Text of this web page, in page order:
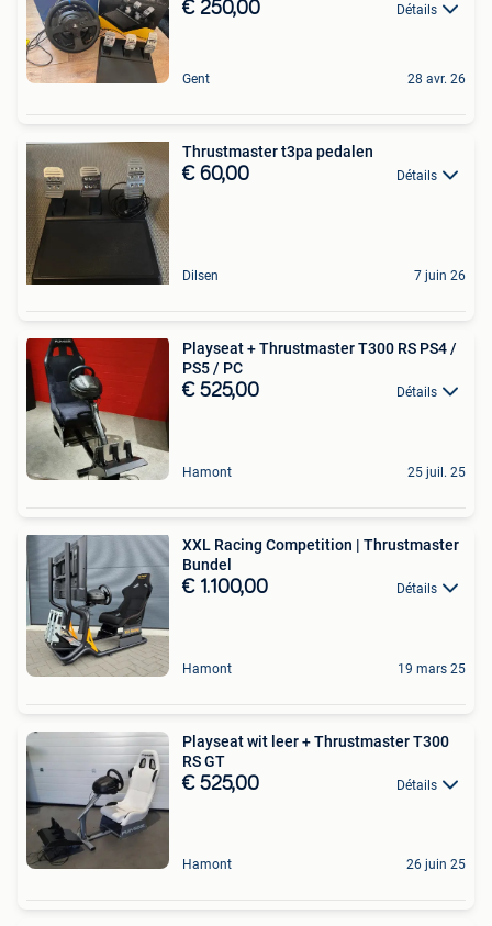
€ 250,00 Détails
Gent 28 avr. 26
Thrustmaster t3pa pedalen
€ 60,00 Détails
Dilsen 7 juin 26
Playseat + Thrustmaster T300 RS PS4 /
PS5 / PC
€ 525,00 Détails
Hamont 25 juil. 25
XXL Racing Competition | Thrustmaster
Bundel
€ 1.100,00 Détails
Hamont 19 mars 25
Playseat wit leer + Thrustmaster T300
RS GT
€ 525,00 Détails
Hamont 26 juin 25